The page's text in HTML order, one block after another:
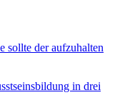
sollte der aufzuhalten
in drei